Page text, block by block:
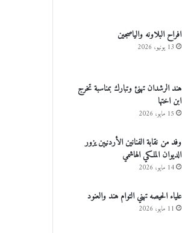
افراح البلاونه والياصجين
13 يونيو، 2026
هند الرشدان تهنئ وتبارك بمناسبة تخرج
ابن اختها
15 مايو، 2026
وفد من نقابة الفنانين الأردنيين يزور
الديوان الملكي الهاشمي
14 مايو، 2026
علياء الحيصه تهني التوام هند والعنود
11 مايو، 2026